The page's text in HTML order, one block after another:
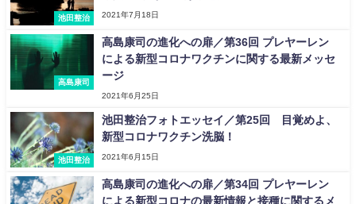
池田整治 2021年7月18日
高島康司
高島康司の進化への扉／第36回 プレヤーレン
による新型コロナワクチンに関する最新メッセ
ージ
2021年6月25日
池田整治
池田整治フォトエッセイ／第25回 目覚めよ、
新型コロナワクチン洗脳！
2021年6月15日
高島康司の進化への扉／第34回 プレヤーレン
による新型コロナの最新情報と接種に関するメ